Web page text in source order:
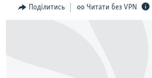
Перейти
до
ПОГЛЯДПоділитись Читати без VPN